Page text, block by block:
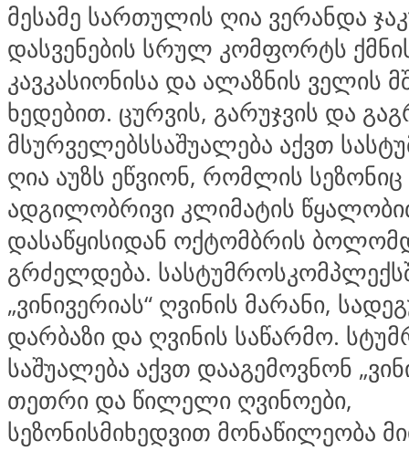
მესამე სართულის ღია ვერანდა
დასვენების სრულ კომფორტს
კავკასიონისა და ალაზნის ველის
ხედებით. ცურვის, გარუჯვის და
მსურველებსსაშუალება აქვთ
ღია აუზს ეწვიონ, რომლის სეზონიც
ადგილობრივი კლიმატის
დასაწყისიდან ოქტომბრის
გრძელდება.
„ვინივერიას“ ღვინის მარანი,
დარბაზი და ღვინის საწარმო.
საშუალება აქვთ დააგემოვნონ
თეთრი და წილელი ღვინოები,
სეზონისმიხედვით მონაწილეობა